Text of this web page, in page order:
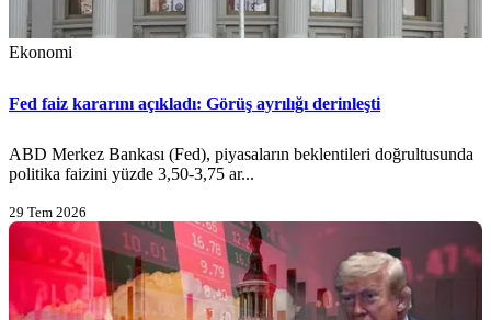
Ekonomi
Fed faiz kararını açıkladı: Görüş ayrılığı derinleşti
ABD Merkez Bankası (Fed), piyasaların beklentileri doğrultusunda
politika faizini yüzde 3,50-3,75 ar...
29 Tem 2026